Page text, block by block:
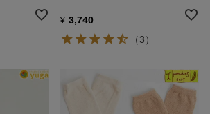
¥ 3,740
（3）